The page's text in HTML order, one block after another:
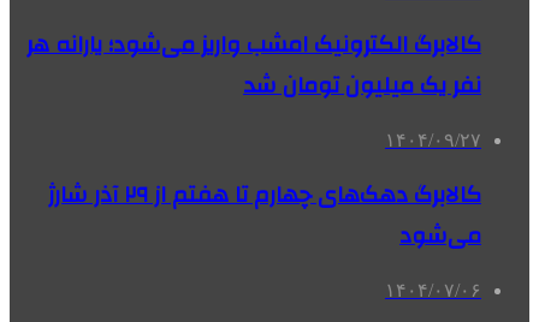
کالابرگ الکترونیک امشب واریز می‌شود؛ یارانه هر
نفر یک میلیون تومان شد
۱۴۰۴/۰۹/۲۷
کالابرگ دهک‌های چهارم تا هفتم از ۲۹ آذر شارژ
می‌شود
۱۴۰۴/۰۷/۰۶